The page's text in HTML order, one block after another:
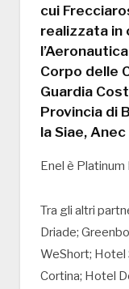
cui
realizzata in
Corpo delle
Guardia
Provincia di
la Siae,
Enel è Platinum
Tra gli altri
Driade;
WeShort; Hotel
Cortina; Hotel